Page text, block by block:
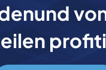
und